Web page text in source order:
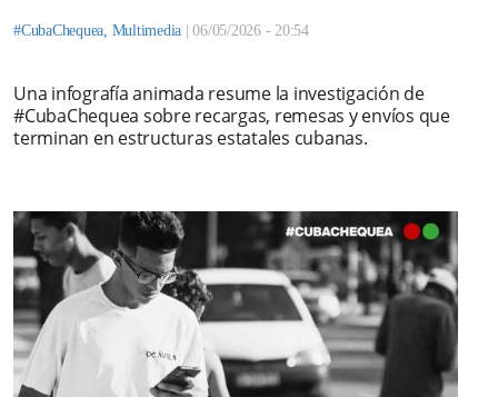
#CubaChequea Multimedia |06/05/2026 - 20:54
Una infografía animada resume la investigación de
#CubaChequea sobre recargas, remesas y envíos que
terminan en estructuras estatales cubanas.